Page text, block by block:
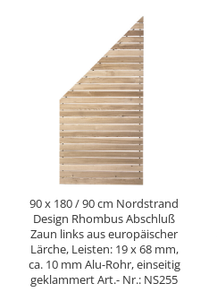
90 x 180 / 90 cm Nordstrand
Design Rhombus Abschluß
Zaun links aus europäischer
Lärche, Leisten: 19 x 68 mm,
ca. 10 mm Alu-Rohr, einseitig
geklammert Art.- Nr.: NS255